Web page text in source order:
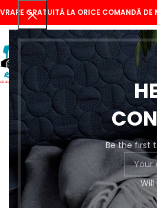
Be the first
GRATUITĂ LA ORICE COMANDĂ DE